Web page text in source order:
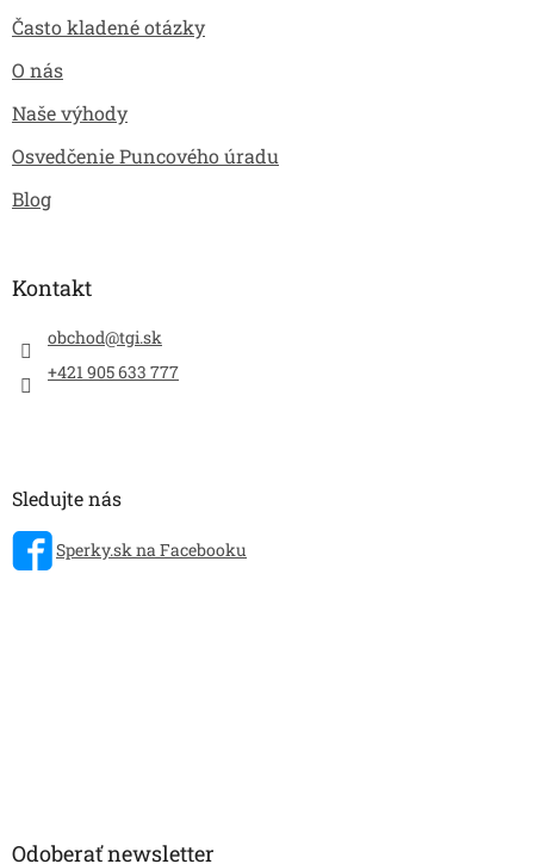
Často kladené otázky
O nás
Naše výhody
Osvedčenie Puncového úradu
Blog
Kontakt
obchod@tgi.sk
+421 905 633 777
Sledujte nás
Sperky.sk na Facebooku
Odoberať newsletter